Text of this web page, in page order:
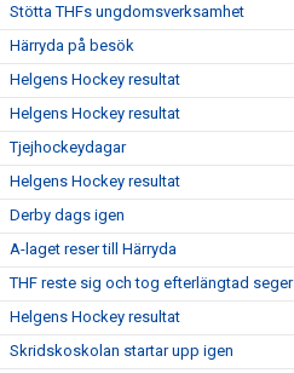
Stötta THFs ungdomsverksamhet
Härryda på besök
Helgens Hockey resultat
Helgens Hockey resultat
Tjejhockeydagar
Helgens Hockey resultat
Derby dags igen
A-laget reser till Härryda
THF reste sig och tog efterlängtad seger
Helgens Hockey resultat
Skridskoskolan startar upp igen